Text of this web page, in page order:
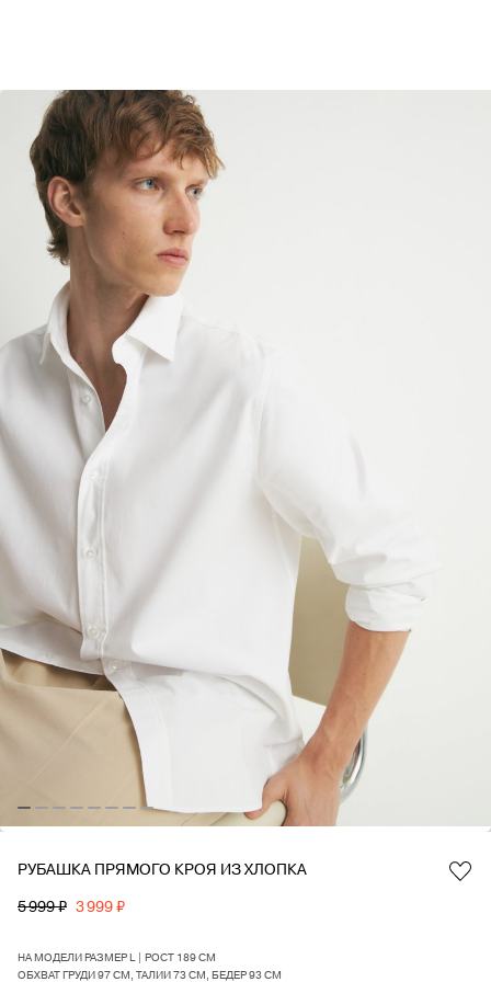
РУБАШКА ПРЯМОГО КРОЯ ИЗ ХЛОПКА
5 999 ₽ 3 999 ₽
НА МОДЕЛИ РАЗМЕР L | РОСТ 189 СМ
ОБХВАТ ГРУДИ 97 СМ, ТАЛИИ 73 СМ, БЕДЕР 93 СМ